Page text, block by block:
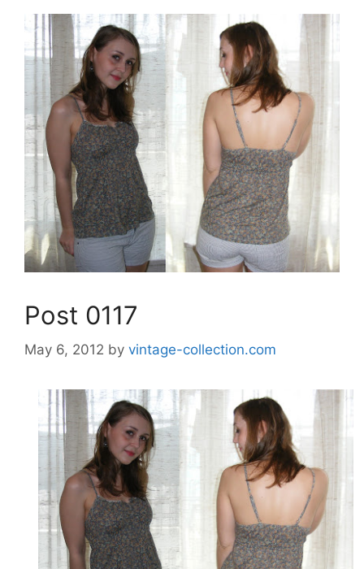
Post 0117
May 6, 2012 by vintage-collection.com